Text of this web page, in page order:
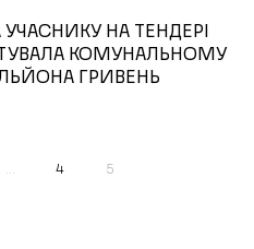
НА ТЕНДЕРІ
КОМУНАЛЬНОМУ
ГРИВЕНЬ
… 4 5